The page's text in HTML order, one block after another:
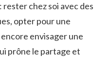
rester chez soi avec des
opter pour une
envisager une
prône le partage et